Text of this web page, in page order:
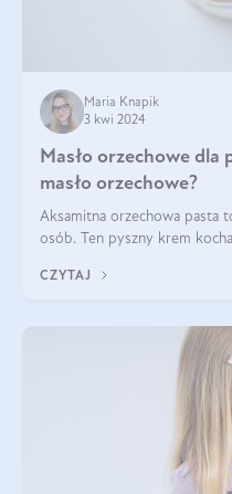
Maria Knapik
3 kwi 2024
Masło orzechowe dla
masło orzechowe?
Aksamitna orzechowa pasta
osób. Ten pyszny krem
Czy jest ono bezpieczne d
CZYTAJ